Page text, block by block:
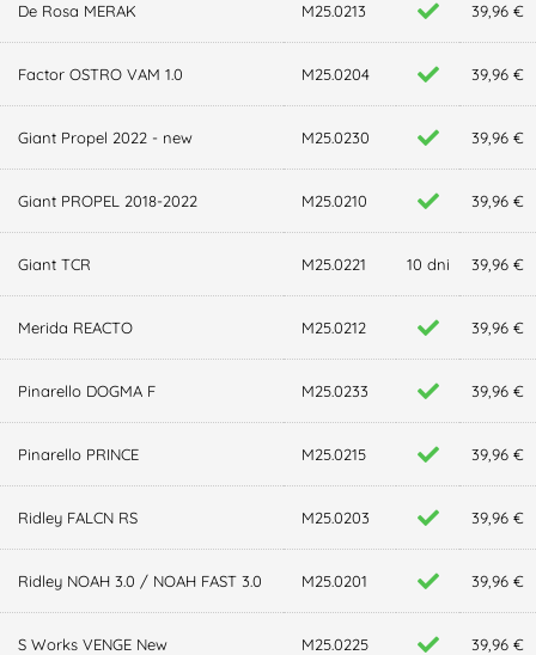
De Rosa MERAK M25.0213 39,96 €
Factor OSTRO VAM 1.0 M25.0204 39,96 €
Giant Propel 2022 - new M25.0230 39,96 €
Giant PROPEL 2018-2022 M25.0210 39,96 €
Giant TCR M25.0221 10 dni 39,96 €
Merida REACTO M25.0212 39,96 €
Pinarello DOGMA F M25.0233 39,96 €
Pinarello PRINCE M25.0215 39,96 €
Ridley FALCN RS M25.0203 39,96 €
Ridley NOAH 3.0 / NOAH FAST 3.0 M25.0201 39,96 €
S Works VENGE New M25.0225 39,96 €